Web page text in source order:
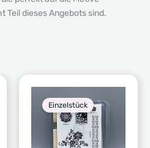
Teil dieses Angebots sind.
Einzelstück